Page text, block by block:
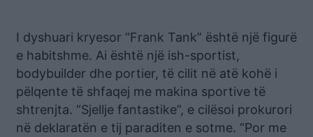
I dyshuari kryesor “Frank Tank” është një figurë
e habitshme. Ai është një ish-sportist,
bodybuilder dhe portier, të cilit në atë kohë i
pëlqente të shfaqej me makina sportive të
shtrenjta. “Sjellje fantastike”, e cilësoi prokurori
në deklaratën e tij paraditen e sotme. “Por me